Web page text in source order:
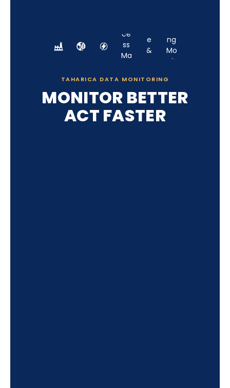
TAHARICA DATA MONITORING
MONITOR BETTER
ACT FASTER